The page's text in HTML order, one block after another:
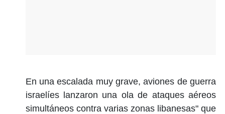
En una escalada muy grave, aviones de guerra
israelíes lanzaron una ola de ataques aéreos
simultáneos contra varias zonas libanesas" que